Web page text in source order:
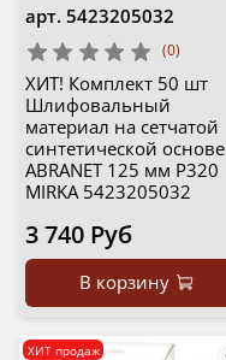
арт. 5423205032
(0)
ХИТ! Комплект 50 шт
Шлифовальный
материал на сетчатой
синтетической основе
ABRANET 125 мм P320
MIRKA 5423205032
3 740 Руб
В корзину
ХИТ продаж